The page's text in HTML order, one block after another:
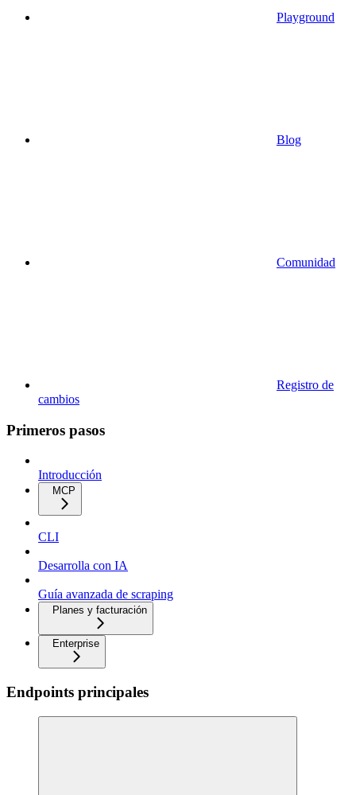
Playground
Blog
Comunidad
Registro de
cambios
Primeros pasos
Introducción
MCP
CLI
Desarrolla con IA
Guía avanzada de scraping
Planes y facturación
Enterprise
Endpoints principales